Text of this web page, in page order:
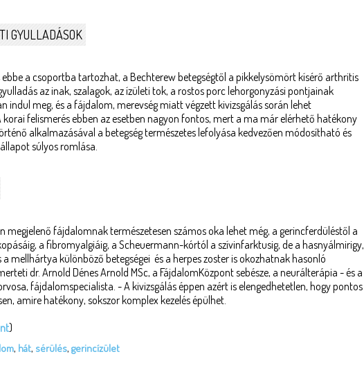
GYULLADÁSOK
ebbe a csoportba tartozhat, a Bechterew betegségtől a pikkelysömört kísérő arthritis
az inak, szalagok, az ízületi tok, a rostos porc lehorgonyzási pontjainak
indul meg, és a fájdalom, merevség miatt végzett kivizsgálás során lehet
korai felismerés ebben az esetben nagyon fontos, mert a ma már elérhető hatékony
alkalmazásával a betegség természetes lefolyása kedvezően módosítható és
súlyos romlása.
megjelenő fájdalomnak természetesen számos oka lehet még, a gerincferdüléstől a
a fibromyalgiáig, a Scheuermann-kórtól a szívinfarktusig, de a hasnyálmirigy,
a mellhártya különböző betegségei és a herpes zoster is okozhatnak hasonló
dr. Arnold Dénes Arnold MSc, a FájdalomKözpont sebésze, a neurálterápia - és a
fájdalomspecialista. - A kivizsgálás éppen azért is elengedhetetlen, hogy pontos
amire hatékony, sokszor komplex kezelés épülhet.
)
, hát, sérülés, gerincízület